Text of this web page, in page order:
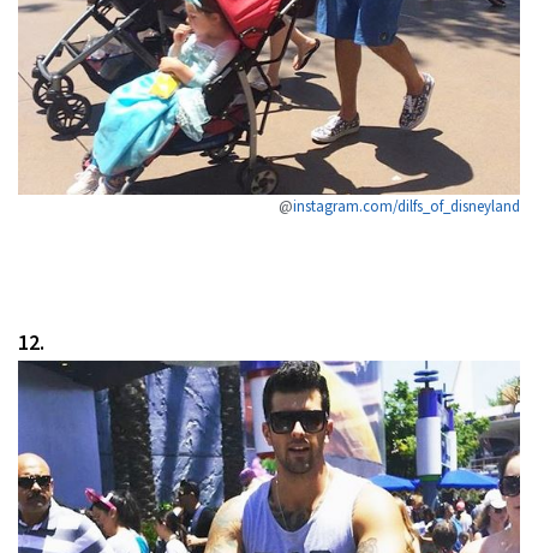
@instagram.com/dilfs_of_disneyland
12.